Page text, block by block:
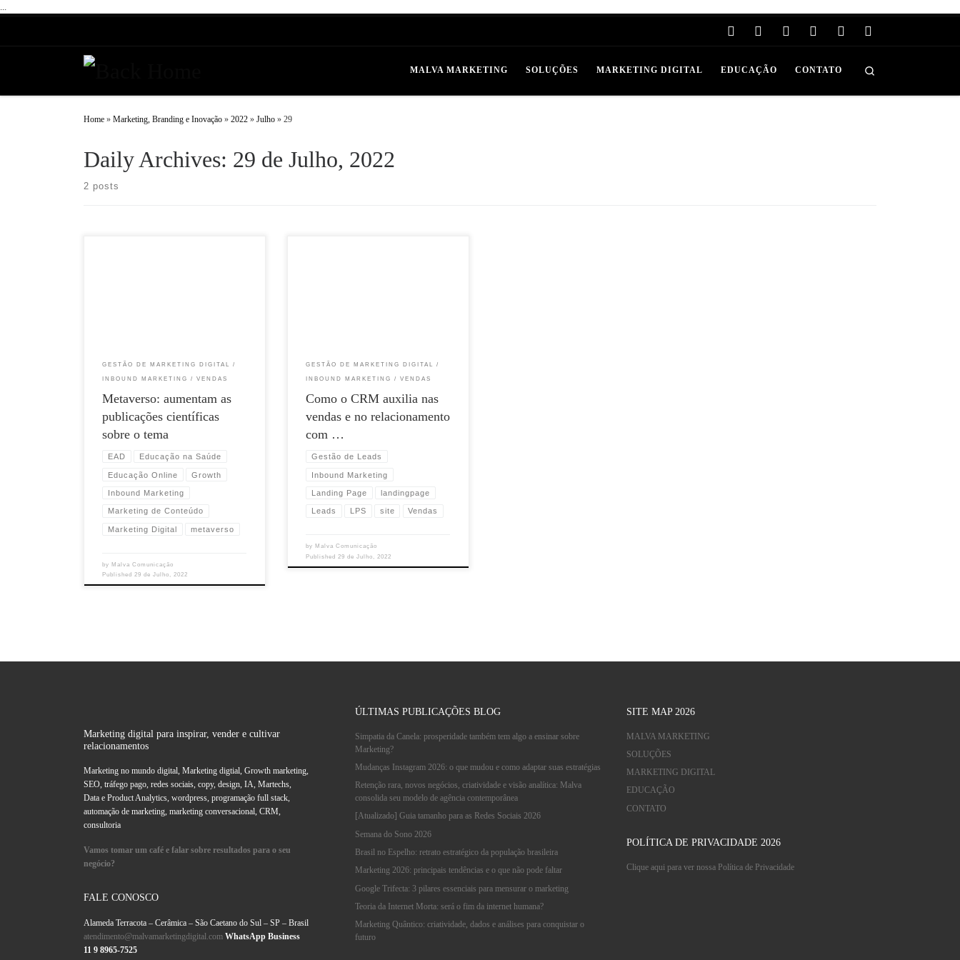
...
MALVA MARKETING SOLUÇÕES MARKETING DIGITAL EDUCAÇÃO CONTATO
Home » Marketing, Branding e Inovação » 2022 » Julho » 29
Daily Archives: 29 de Julho, 2022
2 posts
GESTÃO DE MARKETING DIGITAL
INBOUND MARKETING VENDAS
Metaverso: aumentam as
publicações científicas
sobre o tema
EAD Educação na Saúde
Educação Online Growth
Inbound Marketing
Marketing de Conteúdo
Marketing Digital metaverso
by Malva Comunicação
Published29 de Julho, 2022
GESTÃO DE MARKETING DIGITAL
INBOUND MARKETING VENDAS
Como o CRM auxilia nas
vendas e no relacionamento
com …
Gestão de Leads
Inbound Marketing
Landing Page landingpage
Leads LPS site Vendas
by Malva Comunicação
Published 29 de Julho, 2022
Marketing digital para inspirar, vender e cultivar
relacionamentos
Marketing no mundo digital, Marketing digtial, Growth marketing,
SEO, tráfego pago, redes sociais, copy, design, IA, Martechs,
Data e Product Analytics, wordpress, programação full stack,
automação de marketing, marketing conversacional, CRM,
consultoria
Vamos tomar um café e falar sobre resultados para o seu
negócio?
FALE CONOSCO
Alameda Terracota – Cerâmica – São Caetano do Sul – SP – Brasil
atendimento@malvamarketingdigital.com WhatsApp Business
11 9 8965-7525
ÚLTIMAS PUBLICAÇÕES BLOG
Simpatia da Canela: prosperidade também tem algo a ensinar sobre
Marketing?
Mudanças Instagram 2026: o que mudou e como adaptar suas estratégias
Retenção rara, novos negócios, criatividade e visão analítica: Malva
consolida seu modelo de agência contemporânea
[Atualizado] Guia tamanho para as Redes Sociais 2026
Semana do Sono 2026
Brasil no Espelho: retrato estratégico da população brasileira
Marketing 2026: principais tendências e o que não pode faltar
Google Trifecta: 3 pilares essenciais para mensurar o marketing
Teoria da Internet Morta: será o fim da internet humana?
Marketing Quântico: criatividade, dados e análises para conquistar o
futuro
SITE MAP 2026
MALVA MARKETING
SOLUÇÕES
MARKETING DIGITAL
EDUCAÇÃO
CONTATO
POLÍTICA DE PRIVACIDADE 2026
Clique aqui para ver nossa Política de Privacidade